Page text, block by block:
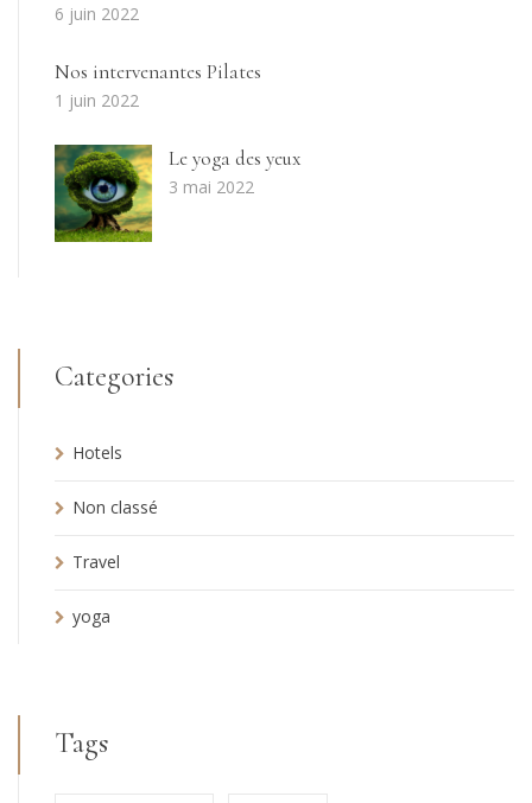
6 juin 2022
Nos intervenantes Pilates
1 juin 2022
Le yoga des yeux
3 mai 2022
Categories
Hotels
Non classé
Travel
yoga
Tags